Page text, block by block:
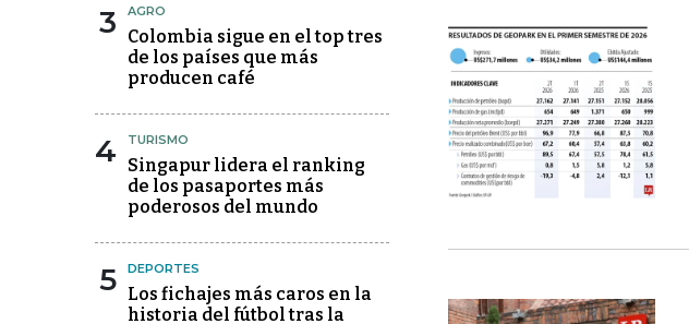
3 AGRO
Colombia sigue en el top tres
de los países que más
producen café
4 TURISMO
Singapur lidera el ranking
de los pasaportes más
poderosos del mundo
5 DEPORTES
Los fichajes más caros en la
historia del fútbol tras la